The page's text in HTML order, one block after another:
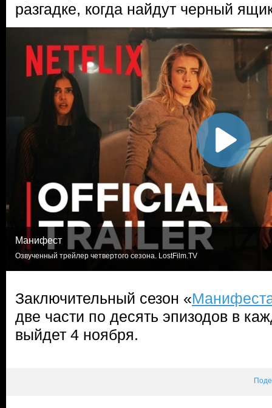
разгадке, когда найдут черный
Манифест
Озвученный трейлер четвертого сезона. LostFilm.TV
Заключительный сезон «
две части по десять эпизодов в
выйдет 4 ноября.